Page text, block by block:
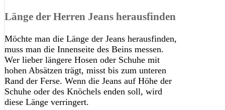
Länge der Herren Jeans herausfinden
Möchte man die Länge der Jeans herausfinden,
muss man die Innenseite des Beins messen.
Wer lieber längere Hosen oder Schuhe mit
hohen Absätzen trägt, misst bis zum unteren
Rand der Ferse. Wenn die Jeans auf Höhe der
Schuhe oder des Knöchels enden soll, wird
diese Länge verringert.